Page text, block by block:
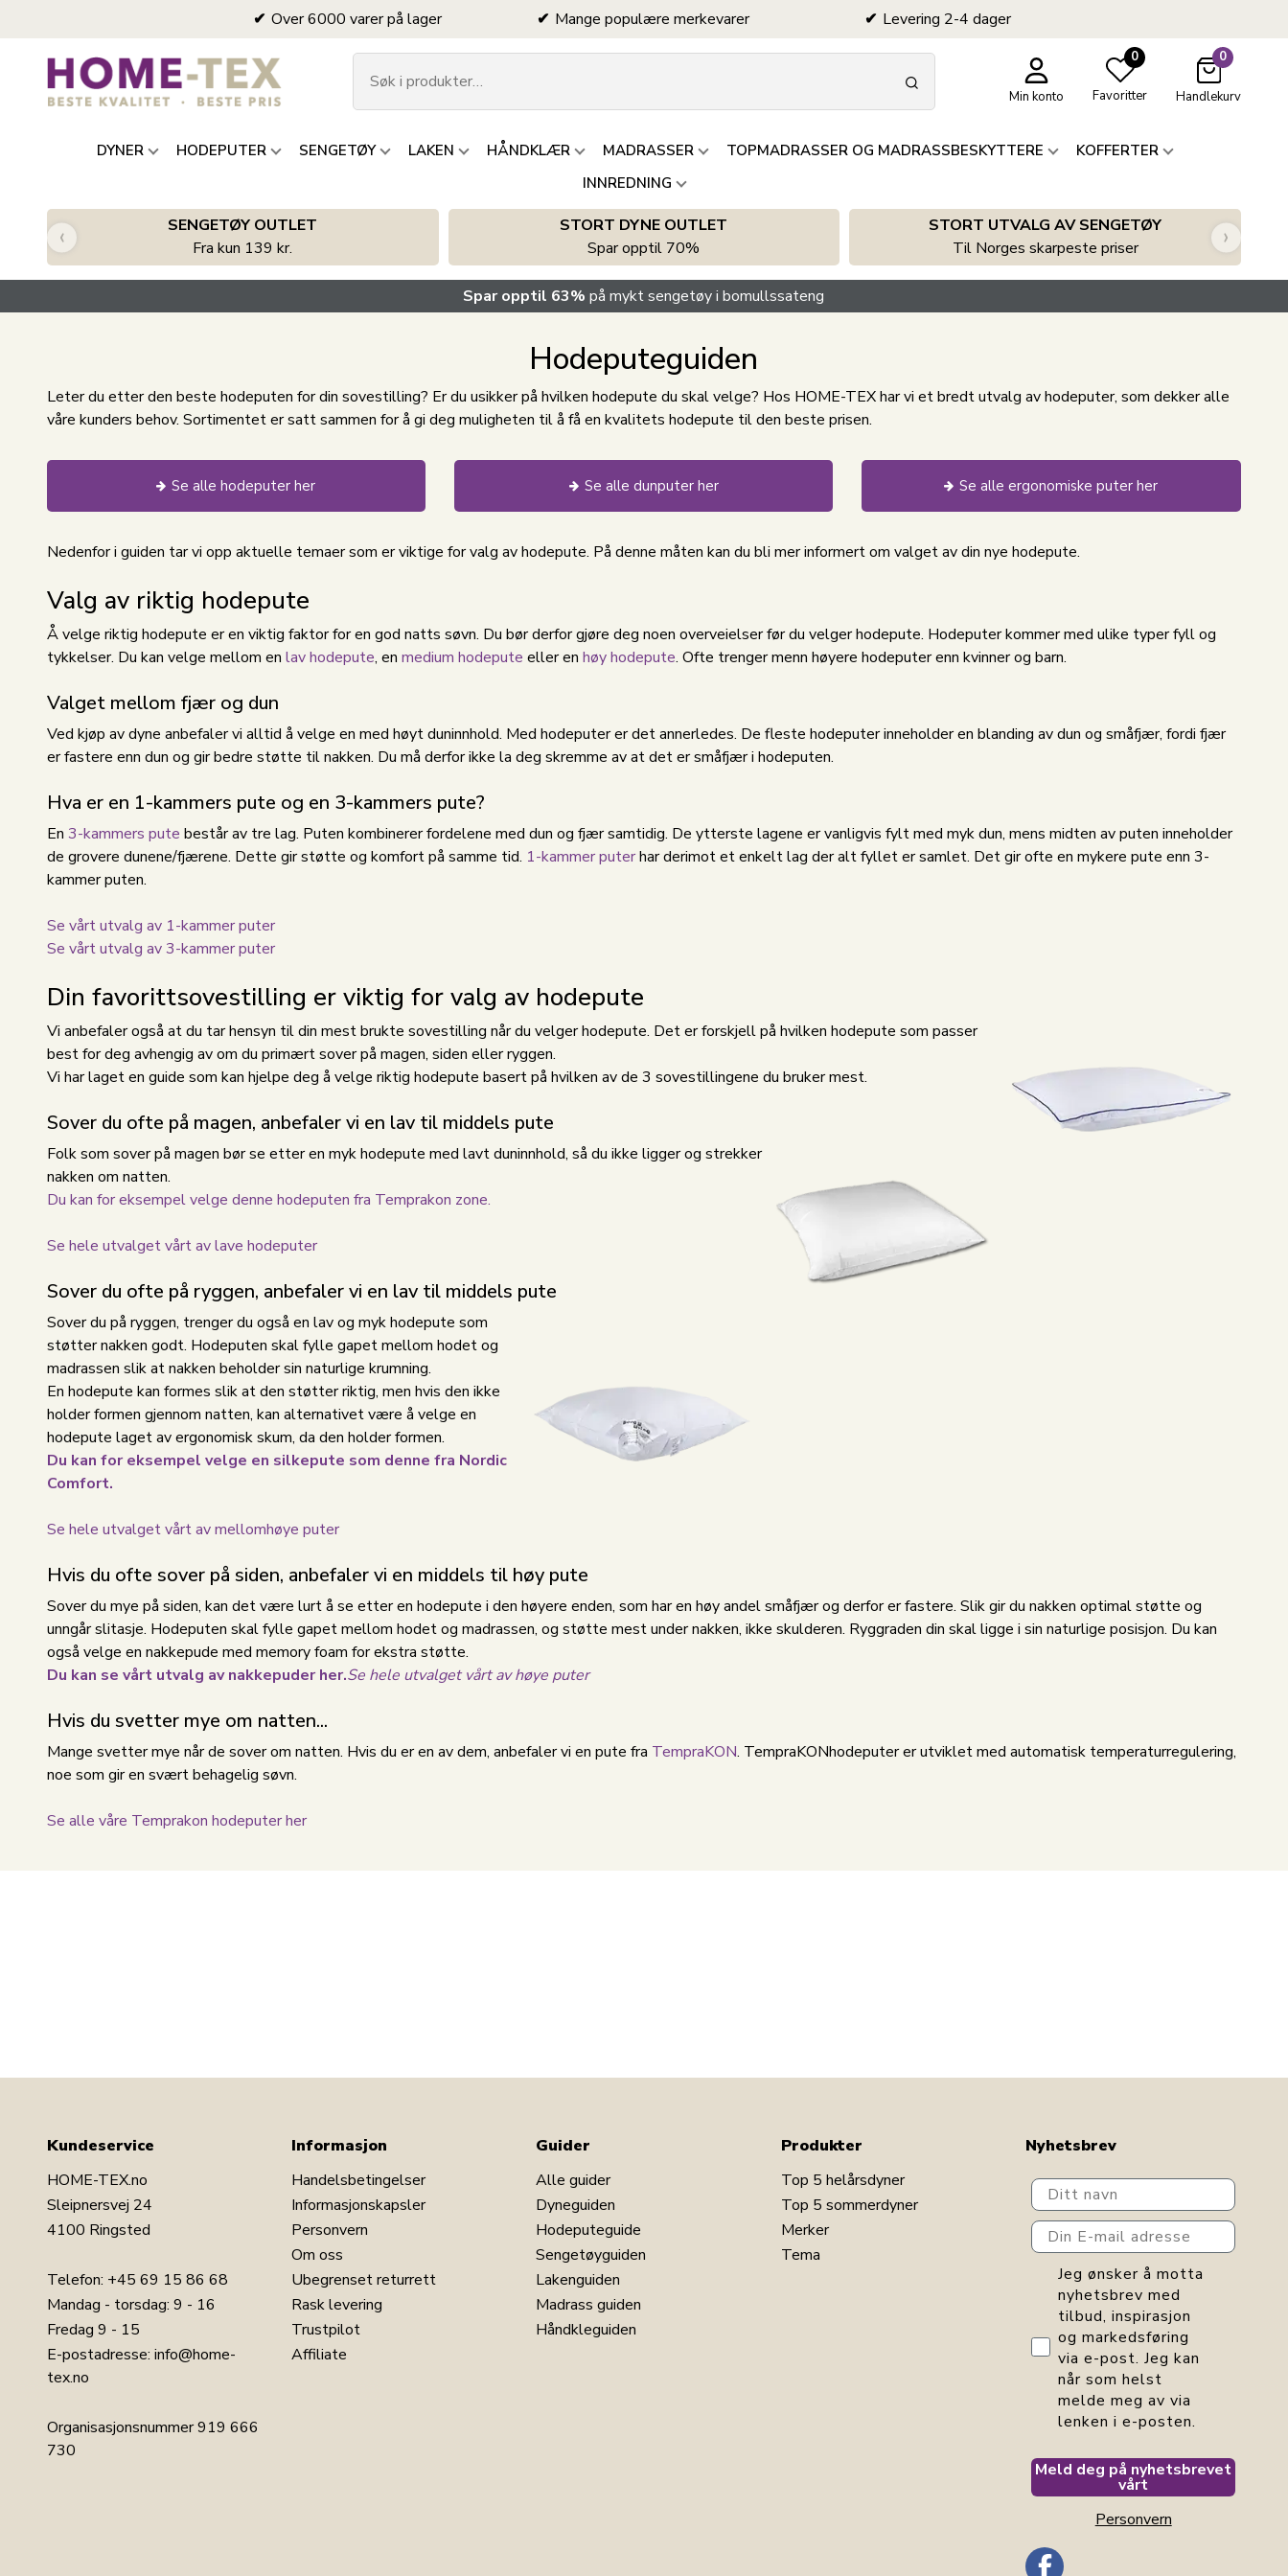
Over 6000 varer på lager Mange populære merkevarer Levering 2-4 dager
Min konto
0
Favoritter
0
Handlekurv
DYNER HODEPUTER SENGETØY LAKEN HÅNDKLÆR MADRASSER TOPMADRASSER OG MADRASSBESKYTTERE
KOFFERTER
INNREDNING
SENGETØY OUTLET
Fra kun 139 kr.
STORT DYNE OUTLET
Spar opptil 70%
STORT UTVALG AV SENGETØY
Til Norges skarpeste priser
‹ ›
Spar opptil 63%på mykt sengetøy i bomullssateng
Hodeputeguiden
Leter du etter den beste hodeputen for din sovestilling? Er du usikker på hvilken hodepute du skal velge? Hos HOME-TEX har vi et bredt utvalg av hodeputer, som dekker alle
våre kunders behov. Sortimentet er satt sammen for å gi deg muligheten til å få en kvalitets hodepute til den beste prisen.
Se alle hodeputer her Se alle dunputer her Se alle ergonomiske puter her
Nedenfor i guiden tar vi opp aktuelle temaer som er viktige for valg av hodepute. På denne måten kan du bli mer informert om valget av din nye hodepute.
Valg av riktig hodepute
Å velge riktig hodepute er en viktig faktor for en god natts søvn. Du bør derfor gjøre deg noen overveielser før du velger hodepute. Hodeputer kommer med ulike typer fyll og
tykkelser. Du kan velge mellom en lav hodepute, en medium hodepute eller en høy hodepute. Ofte trenger menn høyere hodeputer enn kvinner og barn.
Valget mellom fjær og dun
Ved kjøp av dyne anbefaler vi alltid å velge en med høyt duninnhold. Med hodeputer er det annerledes. De fleste hodeputer inneholder en blanding av dun og småfjær, fordi fjær
er fastere enn dun og gir bedre støtte til nakken. Du må derfor ikke la deg skremme av at det er småfjær i hodeputen.
Hva er en 1-kammers pute og en 3-kammers pute?
En 3-kammers pute består av tre lag. Puten kombinerer fordelene med dun og fjær samtidig. De ytterste lagene er vanligvis fylt med myk dun, mens midten av puten inneholder
de grovere dunene/fjærene. Dette gir støtte og komfort på samme tid. 1-kammer puterhar derimot et enkelt lag der alt fyllet er samlet. Det gir ofte en mykere pute enn 3-
kammer puten.
Se vårt utvalg av 1-kammer puter
Se vårt utvalg av 3-kammer puter
Din favorittsovestilling er viktig for valg av hodepute
Vi anbefaler også at du tar hensyn til din mest brukte sovestilling når du velger hodepute. Det er forskjell på hvilken hodepute som passer
best for deg avhengig av om du primært sover på magen, siden eller ryggen.
Vi har laget en guide som kan hjelpe deg å velge riktig hodepute basert på hvilken av de 3 sovestillingene du bruker mest.
Sover du ofte på magen, anbefaler vi en lav til middels pute
Folk som sover på magen bør se etter en myk hodepute med lavt duninnhold, så du ikke ligger og strekker
nakken om natten.
Du kan for eksempel velge denne hodeputen fra Temprakon zone.
Se hele utvalget vårt av lave hodeputer
Sover du ofte på ryggen, anbefaler vi en lav til middels pute
Sover du på ryggen, trenger du også en lav og myk hodepute som
støtter nakken godt. Hodeputen skal fylle gapet mellom hodet og
madrassen slik at nakken beholder sin naturlige krumning.
En hodepute kan formes slik at den støtter riktig, men hvis den ikke
holder formen gjennom natten, kan alternativet være å velge en
hodepute laget av ergonomisk skum, da den holder formen.
Du kan for eksempel velge en silkepute som denne fra Nordic
Comfort.
Se hele utvalget vårt av mellomhøye puter
Hvis du ofte sover på siden, anbefaler vi en middels til høy pute
Sover du mye på siden, kan det være lurt å se etter en hodepute i den høyere enden, som har en høy andel småfjær og derfor er fastere. Slik gir du nakken optimal støtte og
unngår slitasje. Hodeputen skal fylle gapet mellom hodet og madrassen, og støtte mest under nakken, ikke skulderen. Ryggraden din skal ligge i sin naturlige posisjon. Du kan
også velge en nakkepude med memory foam for ekstra støtte.
Du kan se vårt utvalg av nakkepuder her.Se hele utvalget vårt av høye puter
Hvis du svetter mye om natten...
Mange svetter mye når de sover om natten. Hvis du er en av dem, anbefaler vi en pute fra TempraKON. TempraKONhodeputer er utviklet med automatisk temperaturregulering,
noe som gir en svært behagelig søvn.
Se alle våre Temprakon hodeputer her
Kundeservice
HOME-TEX.no
Sleipnersvej 24
4100 Ringsted
Telefon: +45 69 15 86 68
Mandag - torsdag: 9 - 16
Fredag 9 - 15
E-postadresse: info@home-
tex.no
Organisasjonsnummer 919 666
730
Informasjon
Handelsbetingelser
Informasjonskapsler
Personvern
Om oss
Ubegrenset returrett
Rask levering
Trustpilot
Affiliate
Guider
Alle guider
Dyneguiden
Hodeputeguide
Sengetøyguiden
Lakenguiden
Madrass guiden
Håndkleguiden
Produkter
Top 5 helårsdyner
Top 5 sommerdyner
Merker
Tema
Nyhetsbrev
Ditt navn
Din E-mail adresse
GDPR consent
Jeg ønsker å motta
nyhetsbrev med
tilbud, inspirasjon
og markedsføring
via e-post. Jeg kan
når som helst
melde meg av via
lenken i e-posten.
Meld deg på nyhetsbrevet
vårt
Personvern